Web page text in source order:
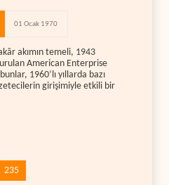
01 Ocak 1970
akımın temeli, 1943
American Enterprise
1960’lı yıllarda bazı
girişimiyle etkili bir
235